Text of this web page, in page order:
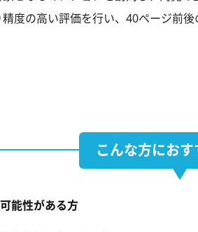
度の高い評価を行い、40ページ前
こんな方におす
能性がある方